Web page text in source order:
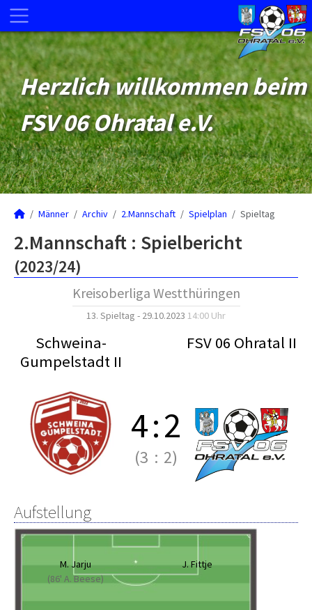
Herzlich willkommen beim
FSV 06 Ohratal e.V.
Männer Archiv 2.Mannschaft Spielplan Spieltag
2.Mannschaft : Spielbericht
(2023/24)
Kreisoberliga Westthüringen
13. Spieltag - 29.10.2023 14:00 Uhr
Schweina-
Gumpelstadt II
FSV 06 Ohratal II
4:2
(3 : 2)
Aufstellung
M. Jarju
(86' A. Beese)
J. Fittje